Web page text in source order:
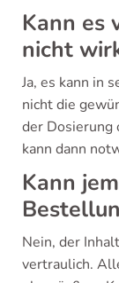
Kann es
nicht
Ja, es kann in
nicht die
der Dosierung
kann dann
Kann
Nein, der
vertraulich.